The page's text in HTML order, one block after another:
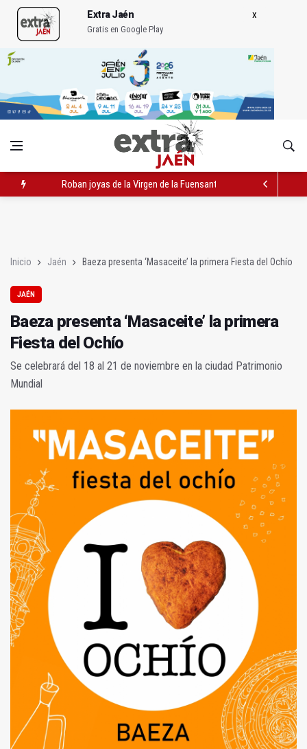
Extra Jaén
Gratis en Google Play
Roban joyas de la Virgen de la Fuensanta Coronada de
Inicio Jaén Baeza presenta ‘Masaceite’ la primera Fiesta del Ochío
JAÉN
Baeza presenta ‘Masaceite’ la primera
Fiesta del Ochío
Se celebrará del 18 al 21 de noviembre en la ciudad Patrimonio
Mundial